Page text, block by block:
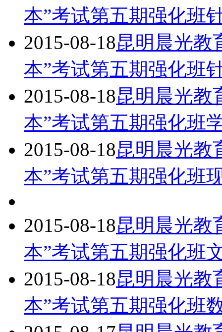
本”考试第五期强化班
2015-08-18昆明晨光教
本”考试第五期强化班
2015-08-18昆明晨光教
本”考试第五期强化班
2015-08-18昆明晨光教
本”考试第五期强化班
2015-08-18昆明晨光教
本”考试第五期强化班
2015-08-18昆明晨光教
本”考试第五期强化班